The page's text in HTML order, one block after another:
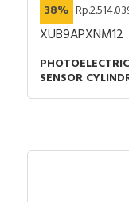
38%
XUB9APXNM12
SENSOR